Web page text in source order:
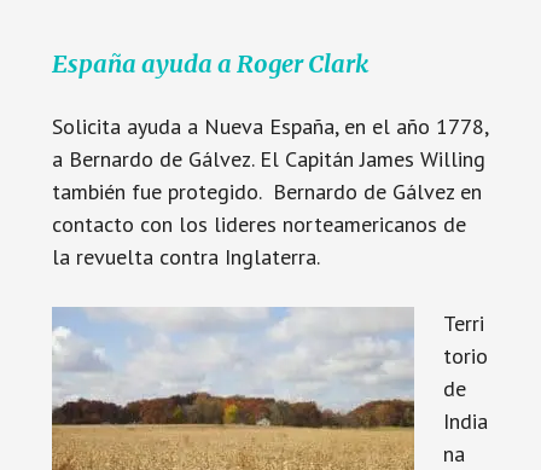
España ayuda a Roger Clark
Solicita ayuda a Nueva España, en el año 1778,
a Bernardo de Gálvez. El Capitán James Willing
también fue protegido. Bernardo de Gálvez en
contacto con los lideres norteamericanos de
la revuelta contra Inglaterra.
Terri
torio
de
India
na